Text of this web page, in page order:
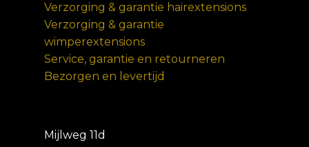
Verzorging & garantie hairextensions
Verzorging & garantie
wimperextensions
Service, garantie en retourneren
Bezorgen en levertijd
Mijlweg 11d